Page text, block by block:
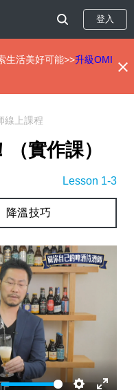
登入
生活美好可能>>升級OMI
線上課程
實作課）
Lesson 1-3
降溫技巧